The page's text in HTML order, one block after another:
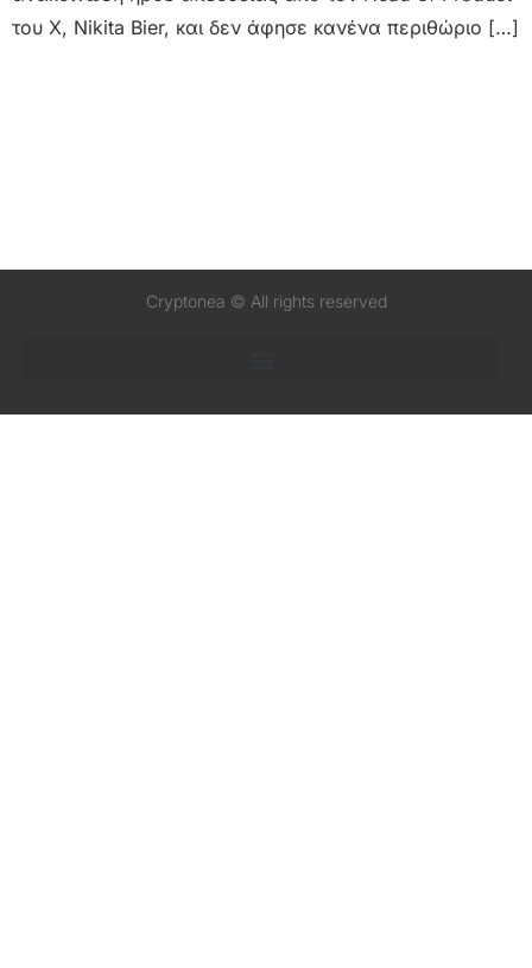
του X, Nikita Bier, και δεν άφησε κανένα περιθώριο […]
Cryptonea © All rights reserved